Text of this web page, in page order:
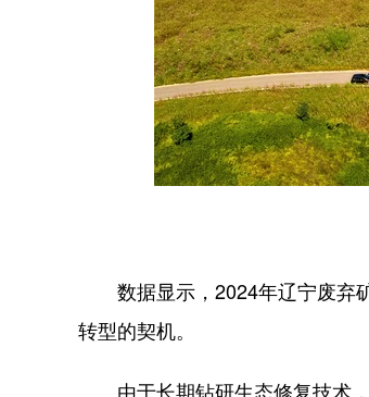
数据显示，2024年辽宁废弃
转型的契机。
由于长期钻研生态修复技术，